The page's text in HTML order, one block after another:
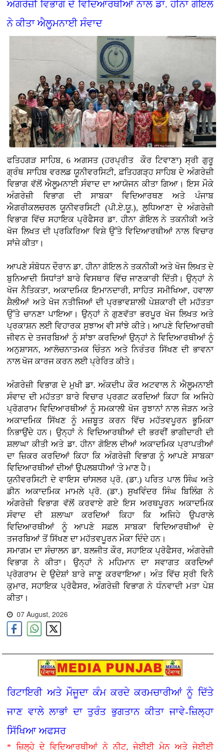
ਅੰਗਰੇਜ਼ੀ ਵਿਭਾਗ ਦੇ ਵਿਦਿਆਰਥੀਆਂ ਨਾਲ ਡਾ. ਹੀਨਾ ਗੋਇਲ
ਨੇ ਕੀਤਾ ਐਲੂਮਨਾਈ ਸੰਵਾਦ
ਫਤਿਹਗੜ ਸਾਹਿਬ, 6 ਅਗਸਤ (ਹਰਪ੍ਰੀਤ ਕੌਰ ਟਿਵਾਣਾ)ਸ੍ਰੀ ਗੁਰੂ
ਗ੍ਰੰਥ ਸਾਹਿਬ ਵਰਲਡ ਯੂਨੀਵਰਸਿਟੀ, ਫ਼ਤਿਹਗੜ੍ਹ ਸਾਹਿਬ ਦੇ ਅੰਗਰੇਜ਼ੀ
ਵਿਭਾਗ ਵੱਲੋਂ ਐਲੂਮਨਾਈ ਸੰਵਾਦ ਦਾ ਆਯੋਜਨ ਕੀਤਾ ਗਿਆ। ਇਸ ਮੌਕੇ
ਅੰਗਰੇਜ਼ੀ ਵਿਭਾਗ ਦੀ ਸਾਬਕਾ ਵਿਦਿਆਰਥਣ ਅਤੇ ਪੰਜਾਬ
ਐਗਰੀਕਲਚਰਲ ਯੂਨੀਵਰਸਿਟੀ (ਪੀ.ਏ.ਯੂ.), ਲੁਧਿਆਣਾ ਦੇ ਅੰਗਰੇਜ਼ੀ
ਵਿਭਾਗ ਵਿੱਚ ਸਹਾਇਕ ਪ੍ਰੋਫੈਸਰ ਡਾ. ਹੀਨਾ ਗੋਇਲ ਨੇ ਤਕਨੀਕੀ ਅਤੇ
ਖੋਜ ਲਿਖਤ ਦੀ ਪ੍ਰਕਿਰਿਆ ਵਿਸ਼ੇ ਉੱਤੇ ਵਿਦਿਆਰਥੀਆਂ ਨਾਲ ਵਿਚਾਰ
ਸਾਂਜੇ ਕੀਤਾ।
ਆਪਣੇ ਸੰਬੋਧਨ ਦੌਰਾਨ ਡਾ. ਹੀਨਾ ਗੋਇਲ ਨੇ ਤਕਨੀਕੀ ਅਤੇ ਖੋਜ ਲਿਖਤ ਦੇ
ਬੁਨਿਆਦੀ ਸਿਧਾਂਤਾਂ ਬਾਰੇ ਵਿਸਥਾਰ ਵਿੱਚ ਜਾਣਕਾਰੀ ਦਿੱਤੀ। ਉਨ੍ਹਾਂ ਨੇ
ਖੋਜ ਨੈਤਿਕਤਾ, ਅਕਾਦਮਿਕ ਇਮਾਨਦਾਰੀ, ਸਾਹਿਤ ਸਮੀਖਿਆ, ਹਵਾਲਾ
ਸ਼ੈਲੀਆਂ ਅਤੇ ਖੋਜ ਨਤੀਜਿਆਂ ਦੀ ਪ੍ਰਭਾਵਸ਼ਾਲੀ ਪੇਸ਼ਕਾਰੀ ਦੀ ਮਹੱਤਤਾ
ਉੱਤੇ ਚਾਨਣਾ ਪਾਇਆ। ਉਨ੍ਹਾਂ ਨੇ ਗੁਣਵੱਤਾ ਭਰਪੂਰ ਖੋਜ ਲਿਖਤ ਅਤੇ
ਪ੍ਰਕਾਸ਼ਨ ਲਈ ਵਿਹਾਰਕ ਸੁਝਾਅ ਵੀ ਸਾਂਝੇ ਕੀਤੇ। ਆਪਣੇ ਵਿਦਿਆਰਥੀ
ਜੀਵਨ ਦੇ ਤਜਰਬਿਆਂ ਨੂੰ ਸਾਂਝਾ ਕਰਦਿਆਂ ਉਨ੍ਹਾਂ ਨੇ ਵਿਦਿਆਰਥੀਆਂ ਨੂੰ
ਅਨੁਸ਼ਾਸਨ, ਆਲੋਚਨਾਤਮਕ ਚਿੰਤਨ ਅਤੇ ਨਿਰੰਤਰ ਸਿੱਖਣ ਦੀ ਭਾਵਨਾ
ਨਾਲ ਖੋਜ ਕਾਰਜ ਕਰਨ ਲਈ ਪ੍ਰੇਰਿਤ ਕੀਤੇ।
ਅੰਗਰੇਜ਼ੀ ਵਿਭਾਗ ਦੇ ਮੁਖੀ ਡਾ. ਅੰਕਦੀਪ ਕੌਰ ਅਟਵਾਲ ਨੇ ਐਲੂਮਨਾਈ
ਸੰਵਾਦ ਦੀ ਮਹੱਤਤਾ ਬਾਰੇ ਵਿਚਾਰ ਪ੍ਰਗਟ ਕਰਦਿਆਂ ਕਿਹਾ ਕਿ ਅਜਿਹੇ
ਪ੍ਰੋਗਰਾਮ ਵਿਦਿਆਰਥੀਆਂ ਨੂੰ ਸਮਕਾਲੀ ਖੋਜ ਰੁਝਾਨਾਂ ਨਾਲ ਜੋੜਨ ਅਤੇ
ਅਕਾਦਮਿਕ ਸਿੱਖਣ ਨੂੰ ਮਜ਼ਬੂਤ ਕਰਨ ਵਿੱਚ ਮਹੱਤਵਪੂਰਨ ਭੂਮਿਕਾ
ਨਿਭਾਉਂਦੇ ਹਨ। ਉਨ੍ਹਾਂ ਨੇ ਵਿਦਿਆਰਥੀਆਂ ਦੀ ਭਰਵੀਂ ਭਾਗੀਦਾਰੀ ਦੀ
ਸ਼ਲਾਘਾ ਕੀਤੀ ਅਤੇ ਡਾ. ਹੀਨਾ ਗੋਇਲ ਦੀਆਂ ਅਕਾਦਮਿਕ ਪ੍ਰਾਪਤੀਆਂ
ਦਾ ਜ਼ਿਕਰ ਕਰਦਿਆਂ ਕਿਹਾ ਕਿ ਅੰਗਰੇਜ਼ੀ ਵਿਭਾਗ ਨੂੰ ਆਪਣੇ ਸਾਬਕਾ
ਵਿਦਿਆਰਥੀਆਂ ਦੀਆਂ ਉਪਲਬਧੀਆਂ 'ਤੇ ਮਾਣ ਹੈ।
ਯੁਨੀਵਰਸਿਟੀ ਦੇ ਵਾਇਸ ਚਾਂਸਲਰ ਪ੍ਰੋ. (ਡਾ.) ਪਰਿਤ ਪਾਲ ਸਿੰਘ ਅਤੇ
ਡੀਨ ਅਕਾਦਮਿਕ ਮਾਮਲੇ ਪ੍ਰੋ. (ਡਾ.) ਸੁਖਵਿੰਦਰ ਸਿੰਘ ਬਿਲਿੰਗ ਨੇ
ਅੰਗਰੇਜ਼ੀ ਵਿਭਾਗ ਵੱਲੋਂ ਕਰਵਾਏ ਗਏ ਇਸ ਅਰਥਪੂਰਨ ਅਕਾਦਮਿਕ
ਸੰਵਾਦ ਦੀ ਸ਼ਲਾਘਾ ਕਰਦਿਆਂ ਕਿਹਾ ਕਿ ਅਜਿਹੇ ਉਪਰਾਲੇ
ਵਿਦਿਆਰਥੀਆਂ ਨੂੰ ਆਪਣੇ ਸਫ਼ਲ ਸਾਬਕਾ ਵਿਦਿਆਰਥੀਆਂ ਦੇ
ਤਜਰਬਿਆਂ ਤੋਂ ਸਿੱਖਣ ਦਾ ਮਹੱਤਵਪੂਰਨ ਮੌਕਾ ਦਿੰਦੇ ਹਨ।
ਸਮਾਗਮ ਦਾ ਸੰਚਾਲਨ ਡਾ. ਬਲਜੀਤ ਕੌਰ, ਸਹਾਇਕ ਪ੍ਰੋਫੈਸਰ, ਅੰਗਰੇਜ਼ੀ
ਵਿਭਾਗ ਨੇ ਕੀਤਾ। ਉਨ੍ਹਾਂ ਨੇ ਮਹਿਮਾਨ ਦਾ ਸਵਾਗਤ ਕਰਦਿਆਂ
ਪ੍ਰੋਗਰਾਮ ਦੇ ਉਦੇਸ਼ਾਂ ਬਾਰੇ ਜਾਣੂ ਕਰਵਾਇਆ। ਅੰਤ ਵਿੱਚ ਸ੍ਰੀ ਵਿਨੈ
ਕੁਮਾਰ, ਸਹਾਇਕ ਪ੍ਰੋਫੈਸਰ, ਅੰਗਰੇਜ਼ੀ ਵਿਭਾਗ ਨੇ ਧੰਨਵਾਦੀ ਮਤਾ ਪੇਸ਼
ਕੀਤਾ।
07 August, 2026
ਰਿਟਾਇਰੀ ਅਤੇ ਮੌਜੂਦਾ ਕੰਮ ਕਰਦੇ ਕਰਮਚਾਰੀਆਂ ਨੂੰ ਦਿੱਤੇ
ਜਾਣ ਵਾਲੇ ਲਾਭਾਂ ਦਾ ਤੁਰੰਤ ਭੁਗਤਾਨ ਕੀਤਾ ਜਾਵੇ-ਜ਼ਿਲ੍ਹਾ
ਸਿੱਖਿਆ ਅਫਸਰ
* ਜ਼ਿਲ੍ਹੇ ਦੇ ਵਿਦਿਆਰਥੀਆਂ ਨੇ ਨੀਟ, ਜੇਈਈ ਮੇਨ ਅਤੇ ਜੇਈਈ